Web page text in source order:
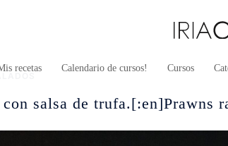
recetas Calendario de cursos! Cursos
salsa de